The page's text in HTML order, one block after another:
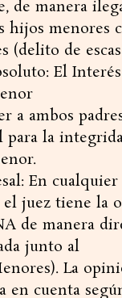
de manera
hijos menores
(delito de
El
a ambos
la
En
juez tiene la
de manera
junto al
La
en cuenta